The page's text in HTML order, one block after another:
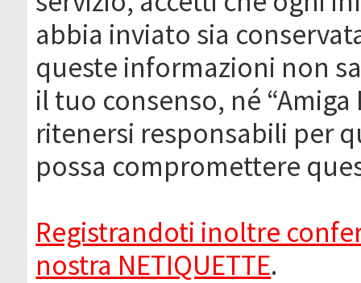
abbia inviato sia
queste informazioni non
il tuo consenso, né
ritenersi responsabili per
possa compromettere
Registrandoti inoltre
nostra NETIQUETTE.